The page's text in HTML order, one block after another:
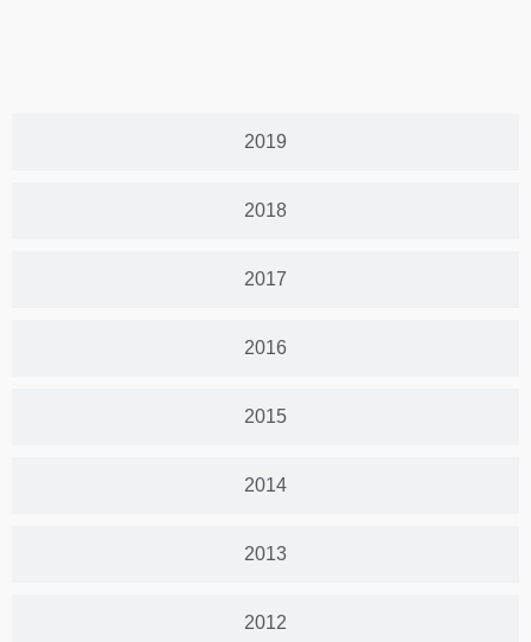
2019
2018
2017
2016
2015
2014
2013
2012